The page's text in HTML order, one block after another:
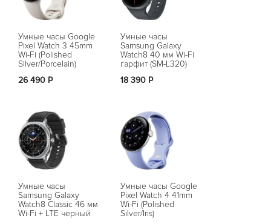
Умные часы Google
Pixel Watch 3 45mm
Wi-Fi (Polished
Silver/Porcelain)
26 490 Р
Умные часы
Samsung Galaxy
Watch8 Classic 46 мм
Wi-Fi + LTE черный
Умные часы
Samsung Galaxy
Watch8 40 мм Wi-Fi
гарфит (SM-L320)
18 390 Р
Умные часы Google
Pixel Watch 4 41mm
Wi-Fi (Polished
Silver/Iris)